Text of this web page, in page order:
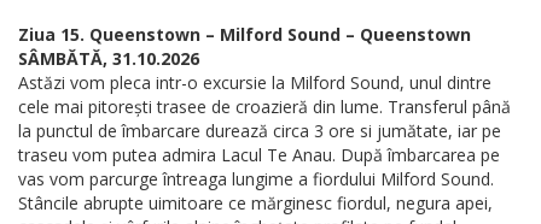
Ziua 15. Queenstown – Milford Sound – Queenstown
SÂMBĂTĂ, 31.10.2026
Astăzi vom pleca intr-o excursie la Milford Sound, unul dintre
cele mai pitorești trasee de croazieră din lume. Transferul până
la punctul de îmbarcare durează circa 3 ore si jumătate, iar pe
traseu vom putea admira Lacul Te Anau. După îmbarcarea pe
vas vom parcurge întreaga lungime a fiordului Milford Sound.
Stâncile abrupte uimitoare ce mărginesc fiordul, negura apei,